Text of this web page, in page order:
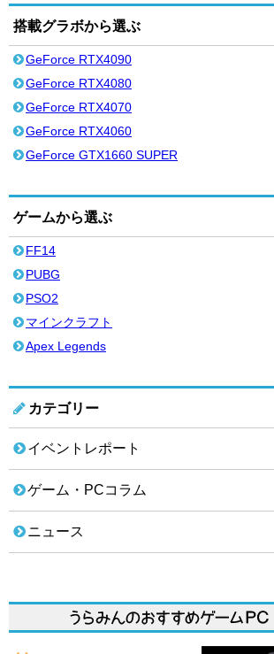
カテゴリー
イベントレポート
ゲーム・PCコラム
ニュース
搭載グラボから選ぶ
GeForce RTX4090
GeForce RTX4080
GeForce RTX4070
GeForce RTX4060
GeForce GTX1660 SUPER
ゲームから選ぶ
FF14
PUBG
PSO2
マインクラフト
Apex Legends